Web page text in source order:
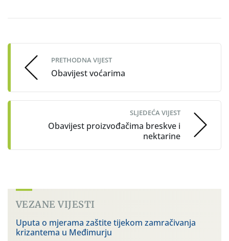
navigation
PRETHODNA VIJEST
Obavijest voćarima
SLJEDEĆA VIJEST
Obavijest proizvođačima breskve i
nektarine
VEZANE VIJESTI
Uputa o mjerama zaštite tijekom zamračivanja
krizantema u Međimurju